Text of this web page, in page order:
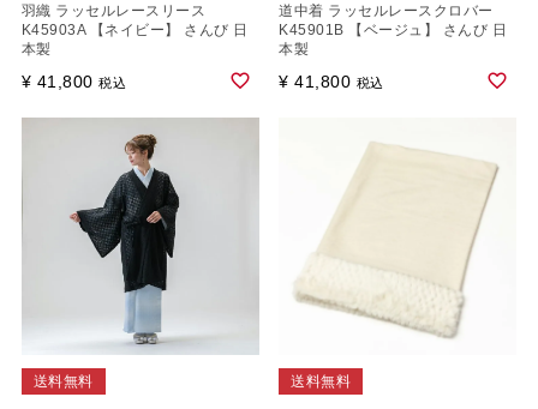
羽織 ラッセルレースリース
K45903A 【ネイビー】 さんび 日
本製
¥ 41,800 税込
道中着 ラッセルレースクロバー
K45901B 【ベージュ】 さんび 日
本製
¥ 41,800 税込
送料無料 送料無料